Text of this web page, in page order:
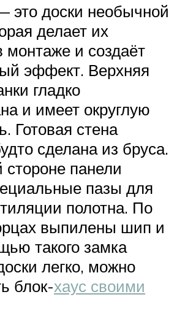
это доски необычной
делает их
и создаёт
эффект. Верхняя
гладко
и имеет округлую
Готовая стена
сделана из бруса.
панели
пазы для
полотна. По
выпилены шип и
такого замка
легко, можно
блок-хаус своими